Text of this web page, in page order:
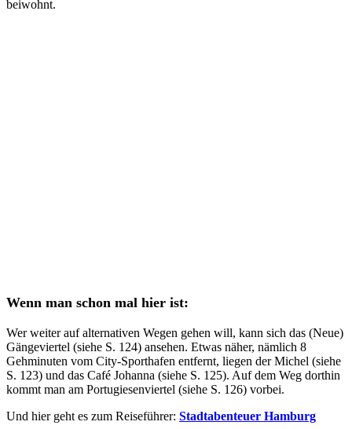
beiwohnt.
Wenn man schon mal hier ist:
Wer weiter auf alternativen Wegen gehen will, kann sich das (Neue)
Gängeviertel (siehe S. 124) ansehen. Etwas näher, nämlich 8
Gehminuten vom City-Sporthafen entfernt, liegen der Michel (siehe
S. 123) und das Café Johanna (siehe S. 125). Auf dem Weg dorthin
kommt man am Portugiesenviertel (siehe S. 126) vorbei.
Und hier geht es zum Reiseführer: Stadtabenteuer Hamburg